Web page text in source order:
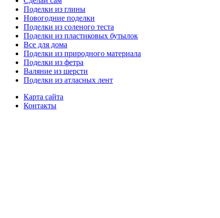
Поделки из глины
Новогодние поделки
Поделки из соленого теста
Поделки из пластиковых бутылок
Все для дома
Поделки из природного материала
Поделки из фетра
Валяние из шерсти
Поделки из атласных лент
Карта сайта
Контакты